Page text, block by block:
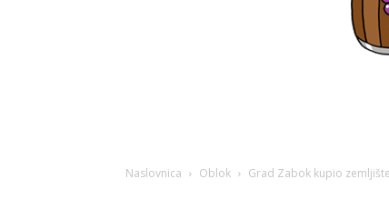
Naslovnica Oblok Grad Zabok kupio